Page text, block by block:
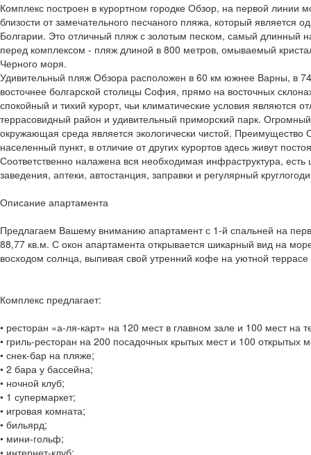
Комплекс построен в курортном городке Обзор, на первой линии
близости от замечательного песчаного пляжа, который является
Болгарии. Это отличный пляж с золотым песком, самый длинный
перед комплексом - пляж длиной в 800 метров, омываемый
Черного моря.
Удивительный пляж Обзора расположен в 60 км южнее Варны, в
восточнее болгарской столицы София, прямо на восточных
спокойный и тихий курорт, чьи климатические условия являются
террасовидный район и удивительный приморский парк.
окружающая среда является экологически чистой. Преимущество
населенный пункт, в отличие от других курортов здесь живут
Соответственно налажена вся необходимая инфраструктура,
заведения, аптеки, автостанция, заправки и регулярный
Описание апартамента
Предлагаем Вашему вниманию апартамент с 1-й спальней на
88,77 кв.м. С окон апартамента открывается шикарный вид на
восходом солнца, выпивая свой утренний кофе на уютной террасе
Комплекс предлагает:
• ресторан «а-ля-карт» на 120 мест в главном зале и 100 мест на
• гриль-ресторан на 200 посадочных крытых мест и 100 открытых
• снек-бар на пляже;
• 2 бара у бассейна;
• ночной клуб;
• 1 супермаркет;
• игровая комната;
• бильярд;
• мини-гольф;
• интернет-клуб;